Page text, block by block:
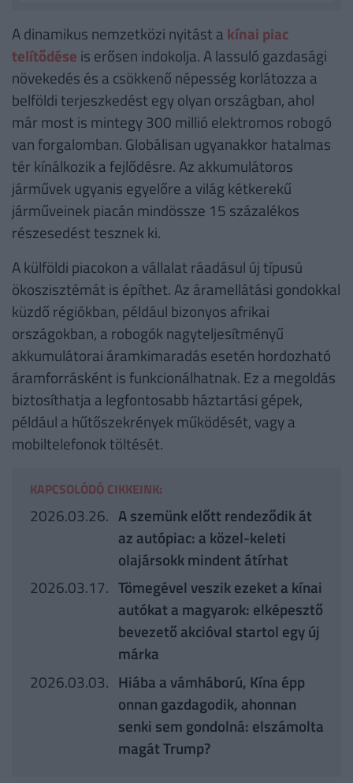
A dinamikus nemzetközi nyitást a kínai piac
telítődése is erősen indokolja. A lassuló gazdasági
növekedés és a csökkenő népesség korlátozza a
belföldi terjeszkedést egy olyan országban, ahol
már most is mintegy 300 millió elektromos robogó
van forgalomban. Globálisan ugyanakkor hatalmas
tér kínálkozik a fejlődésre. Az akkumulátoros
járművek ugyanis egyelőre a világ kétkerekű
járműveinek piacán mindössze 15 százalékos
részesedést tesznek ki.
A külföldi piacokon a vállalat ráadásul új típusú
ökoszisztémát is építhet. Az áramellátási gondokkal
küzdő régiókban, például bizonyos afrikai
országokban, a robogók nagyteljesítményű
akkumulátorai áramkimaradás esetén hordozható
áramforrásként is funkcionálhatnak. Ez a megoldás
biztosíthatja a legfontosabb háztartási gépek,
például a hűtőszekrények működését, vagy a
mobiltelefonok töltését.
KAPCSOLÓDÓ CIKKEINK:
2026.03.26. A szemünk előtt rendeződik át
az autópiac: a közel-keleti
olajársokk mindent átírhat
2026.03.17. Tömegével veszik ezeket a kínai
autókat a magyarok: elképesztő
bevezető akcióval startol egy új
márka
2026.03.03. Hiába a vámháború, Kína épp
onnan gazdagodik, ahonnan
senki sem gondolná: elszámolta
magát Trump?